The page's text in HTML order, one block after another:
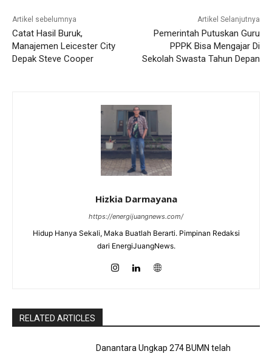
Artikel sebelumnya
Catat Hasil Buruk,
Manajemen Leicester City
Depak Steve Cooper
Artikel Selanjutnya
Pemerintah Putuskan Guru
PPPK Bisa Mengajar Di
Sekolah Swasta Tahun Depan
Hizkia Darmayana
https://energijuangnews.com/
Hidup Hanya Sekali, Maka Buatlah Berarti. Pimpinan Redaksi
dari EnergiJuangNews.
RELATED ARTICLES
Danantara Ungkap 274 BUMN telah